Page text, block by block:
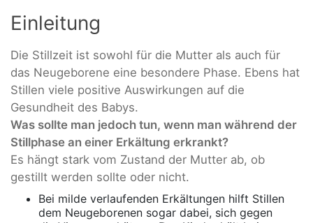
Einleitung
Die Stillzeit ist sowohl für die Mutter als auch für
das Neugeborene eine besondere Phase. Ebens hat
Stillen viele positive Auswirkungen auf die
Gesundheit des Babys.
Was sollte man jedoch tun, wenn man während der
Stillphase an einer Erkältung erkrankt?
Es hängt stark vom Zustand der Mutter ab, ob
gestillt werden sollte oder nicht.
Bei milde verlaufenden Erkältungen hilft Stillen
dem Neugeborenen sogar dabei, sich gegen